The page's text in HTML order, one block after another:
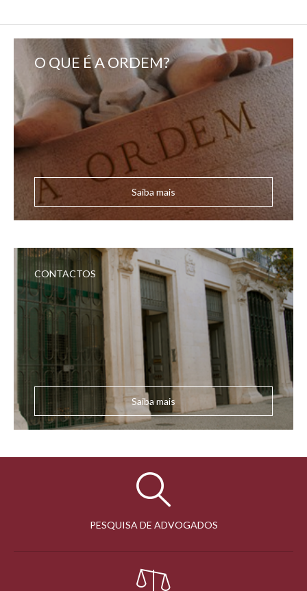
O QUE É A ORDEM?
Saiba mais
CONTACTOS
Saiba mais
PESQUISA DE ADVOGADOS